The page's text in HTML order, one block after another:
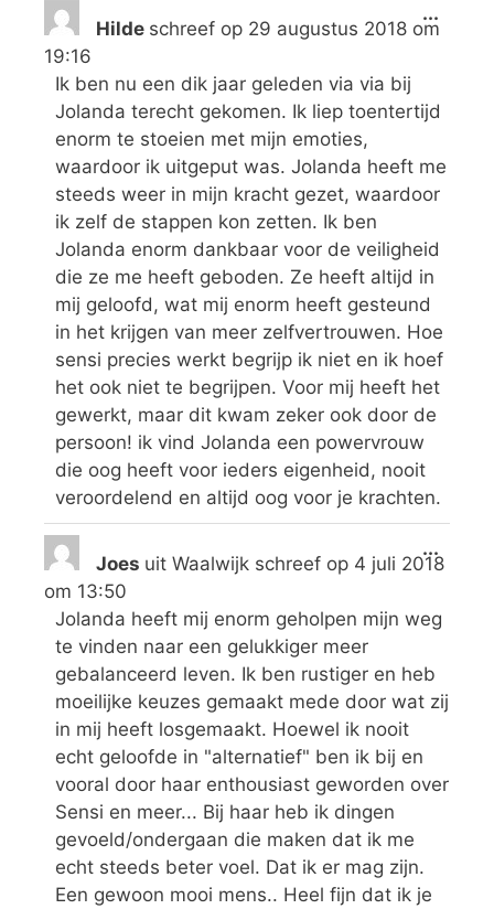
Hilde schreef op 29 augustus 2018 om
19:16
Ik ben nu een dik jaar geleden via via bij
Jolanda terecht gekomen. Ik liep toentertijd
enorm te stoeien met mijn emoties,
waardoor ik uitgeput was. Jolanda heeft me
steeds weer in mijn kracht gezet, waardoor
ik zelf de stappen kon zetten. Ik ben
Jolanda enorm dankbaar voor de veiligheid
die ze me heeft geboden. Ze heeft altijd in
mij geloofd, wat mij enorm heeft gesteund
in het krijgen van meer zelfvertrouwen. Hoe
sensi precies werkt begrijp ik niet en ik hoef
het ook niet te begrijpen. Voor mij heeft het
gewerkt, maar dit kwam zeker ook door de
persoon! ik vind Jolanda een powervrouw
die oog heeft voor ieders eigenheid, nooit
veroordelend en altijd oog voor je krachten.
...
Joes uit Waalwijk schreef op 4 juli 2018
om 13:50
Jolanda heeft mij enorm geholpen mijn weg
te vinden naar een gelukkiger meer
gebalanceerd leven. Ik ben rustiger en heb
moeilijke keuzes gemaakt mede door wat zij
in mij heeft losgemaakt. Hoewel ik nooit
echt geloofde in "alternatief" ben ik bij en
vooral door haar enthousiast geworden over
Sensi en meer... Bij haar heb ik dingen
gevoeld/ondergaan die maken dat ik me
echt steeds beter voel. Dat ik er mag zijn.
Een gewoon mooi mens.. Heel fijn dat ik je
...